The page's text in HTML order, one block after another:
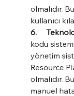
olmalıdır.
kullanıcı
6.
kodu
yönetim
Resource
olmalıdır.
manuel